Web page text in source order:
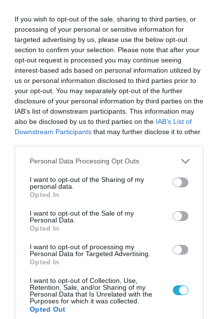
If you wish to opt-out of the sale, sharing to third parties, or
processing of your personal or sensitive information for
targeted advertising by us, please use the below opt-out
section to confirm your selection. Please note that after your
opt-out request is processed you may continue seeing
interest-based ads based on personal information utilized by
us or personal information disclosed to third parties prior to
your opt-out. You may separately opt-out of the further
disclosure of your personal information by third parties on the
IAB’s list of downstream participants. This information may
also be disclosed by us to third parties on the IAB’s List of
Downstream Participants that may further disclose it to other
Please note that this website/app uses one or more Google
not limited to your visit or usage behaviour. You may click to
grant or deny consent to Google and its third-party tags to
use your data for below specified purposes in below Google
consent section.
Personal Data Processing Opt Outs
I want to opt-out of the Sharing of my
personal data.
Opted In
I want to opt-out of the Sale of my
Personal Data.
Opted In
I want to opt-out of processing my
Personal Data for Targeted Advertising.
Opted In
I want to opt-out of Collection, Use,
Retention, Sale, and/or Sharing of my
Personal Data that Is Unrelated with the
Purposes for which it was collected.
Opted Out
07.08.2026 | 20:02
Ο Γιάννης Αλαφούζος «τέλειωσε» τον
Κωνσταντίνο Ζούλα από τον ΣΚΑΪ – Ο λόγος της
απομάκρυνσής του
06.08.2026 | 14:02
Αθήνα: Απομακρύνθηκαν παράνομα
αντικείμενα από κοινόχρηστους χώρους